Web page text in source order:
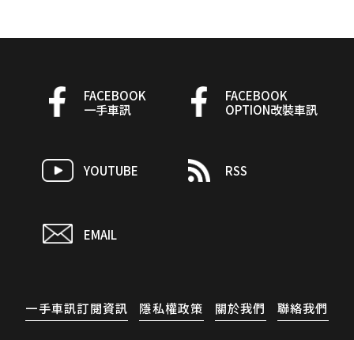
FACEBOOK
一手車訊
FACEBOOK
OPTION改裝車訊
YOUTUBE RSS
EMAIL
一手車訊訂閱資訊 隱私權政策 關於我們 聯絡我們